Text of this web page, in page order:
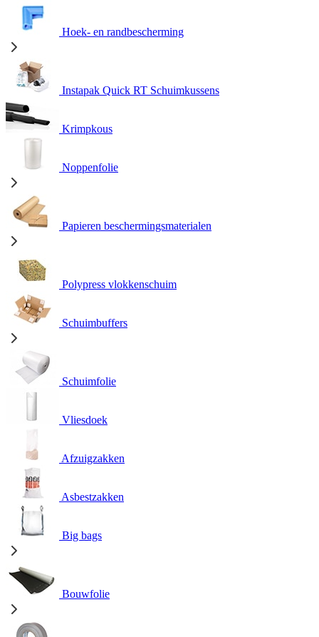
Hoek- en randbescherming
Instapak Quick RT Schuimkussens
Krimpkous
Noppenfolie
Papieren beschermingsmaterialen
Polypress vlokkenschuim
Schuimbuffers
Schuimfolie
Vliesdoek
Afzuigzakken
Asbestzakken
Big bags
Bouwfolie